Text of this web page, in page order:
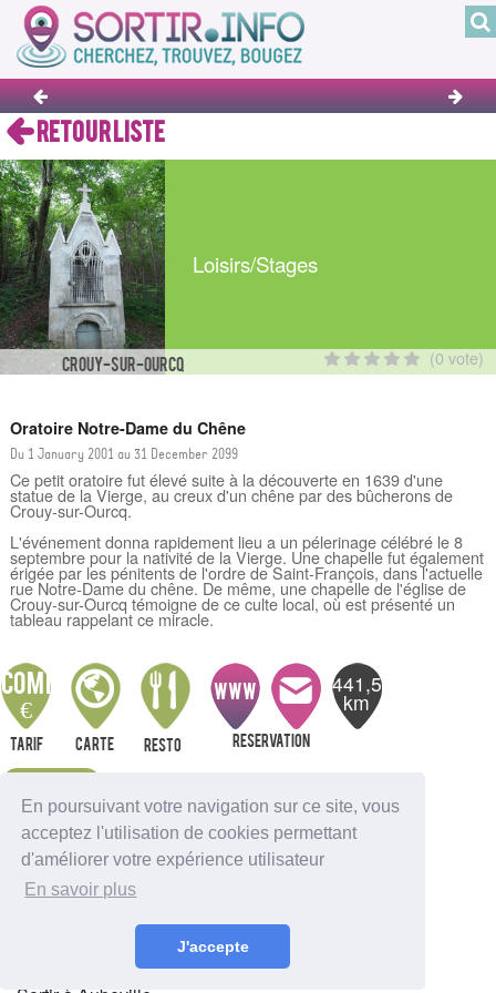
En poursuivant votre navigation sur ce site, vous
acceptez l'utilisation de cookies permettant
d'améliorer votre expérience utilisateur
En savoir plus
J'accepte
RETOUR LISTE
Loisirs/Stages
CROUY-SUR-OURCQ (0 vote)
Oratoire Notre-Dame du Chêne
Du 1 January 2001 au 31 December 2099
Ce petit oratoire fut élevé suite à la découverte en 1639 d'une
statue de la Vierge, au creux d'un chêne par des bûcherons de
Crouy-sur-Ourcq.
L'événement donna rapidement lieu a un pélerinage célébré le 8
septembre pour la nativité de la Vierge. Une chapelle fut également
érigée par les pénitents de l'ordre de Saint-François, dans l'actuelle
rue Notre-Dame du chêne. De même, une chapelle de l'église de
Crouy-sur-Ourcq témoigne de ce culte local, où est présenté un
tableau rappelant ce miracle.
communiqué
€
Tarif Carte resto
WWW
Reservation
441,5
km
Nous indiquer une erreur
Sortir à Ambutrix
Sortir à Anglefort
Sortir à Aignes-et-Puyperoux
Sortir à Angouleme
Sortir à Aubeterre-sur-Dronne